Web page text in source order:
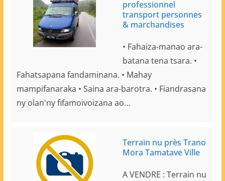
professionnel
transport personnes
& marchandises
• Fahaiza-manao ara-
batana tena tsara. •
Fahatsapana fandaminana. • Mahay
mampifanaraka • Saina ara-barotra. • Fiandrasana
ny olan'ny fifamoivoizana ao…
Terrain nu près Trano
Mora Tamatave Ville
A VENDRE : Terrain nu